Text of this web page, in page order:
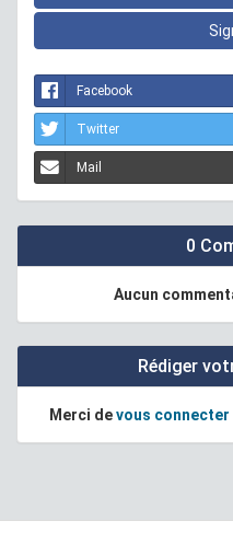
Facebook
Twitter
Mail
0
Aucun
Rédiger
Merci devous connecter